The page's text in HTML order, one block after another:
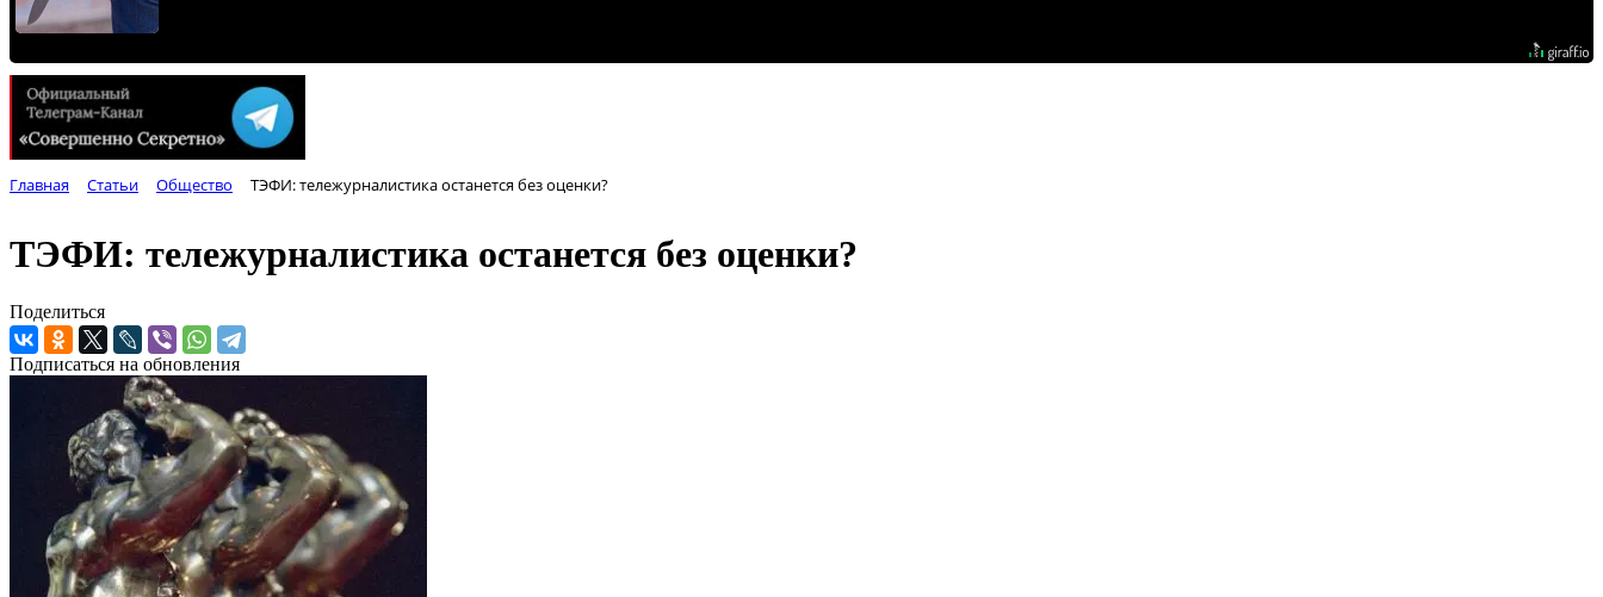
Главная Статьи Общество ТЭФИ: тележурналистика останется без оценки?
ТЭФИ: тележурналистика останется без оценки?
Поделиться
Подписаться на обновления